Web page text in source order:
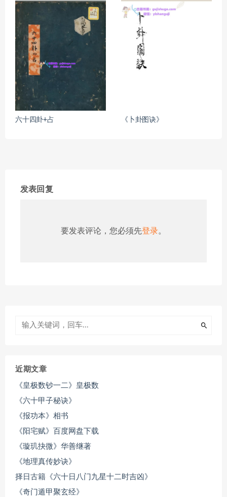
六十四卦+占 《卜卦图诀》
发表回复
要发表评论，您必须先登录。
近期文章
《皇极数钞一二》皇极数
《六十甲子秘诀》
《报功本》相书
《阳宅赋》百度网盘下载
《璇玑抉微》华善继著
《地理真传妙诀》
择日古籍《六十日八门九星十二时吉凶》
《奇门遁甲聚玄经》